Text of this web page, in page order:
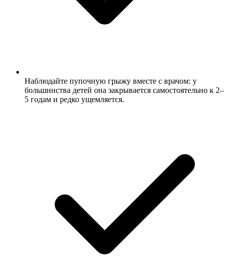
Наблюдайте пупочную грыжу вместе с врачом: у
большинства детей она закрывается самостоятельно к 2–
5 годам и редко ущемляется.